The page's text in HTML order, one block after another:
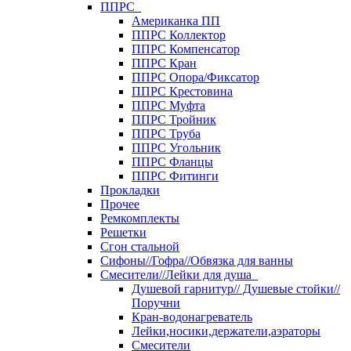
ППРС
Американка ПП
ППРС Коллектор
ППРС Компенсатор
ППРС Кран
ППРС Опора/Фиксатор
ППРС Крестовина
ППРС Муфта
ППРС Тройник
ППРС Труба
ППРС Угольник
ППРС Фланцы
ППРС Фитинги
Прокладки
Прочее
Ремкомплекты
Решетки
Сгон стальной
Сифоны//Гофра//Обвязка для ванны
Смесители//Лейки для душа
Душевой гарнитур// Душевые стойки//
Поручни
Кран-водонагреватель
Лейки,носики,держатели,аэраторы
Смесители